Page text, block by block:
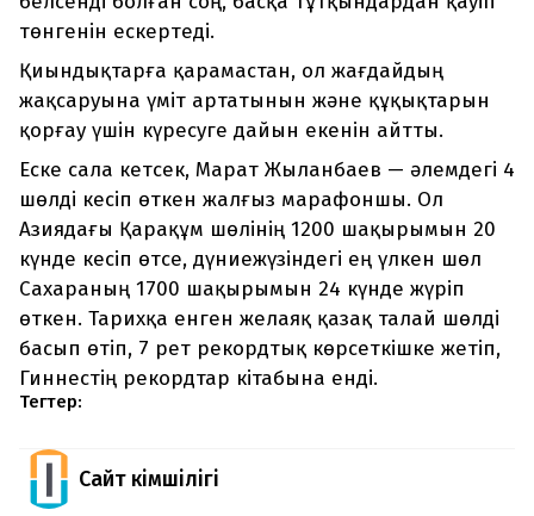
төнгенін ескертеді.
Қиындықтарға қарамастан, ол жағдайдың
жақсаруына үміт артатынын және құқықтарын
қорғау үшін күресуге дайын екенін айтты.
Еске сала кетсек, Марат Жыланбаев — әлемдегі 4
шөлді кесіп өткен жалғыз марафоншы. Ол
Азиядағы Қарақұм шөлінің 1200 шақырымын 20
күнде кесіп өтсе, дүниежүзіндегі ең үлкен шөл
Сахараның 1700 шақырымын 24 күнде жүріп
өткен. Тарихқа енген желаяқ қазақ талай шөлді
басып өтіп, 7 рет рекордтық көрсеткішке жетіп,
Гиннестің рекордтар кітабына енді.
Тегтер:
Сайт Әкімшілігі